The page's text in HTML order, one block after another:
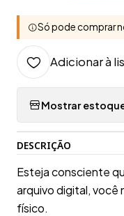
Só pode comprar
Adicionar à
Mostrar
DESCRIÇÃO
Esteja consciente
arquivo digital, você
físico.